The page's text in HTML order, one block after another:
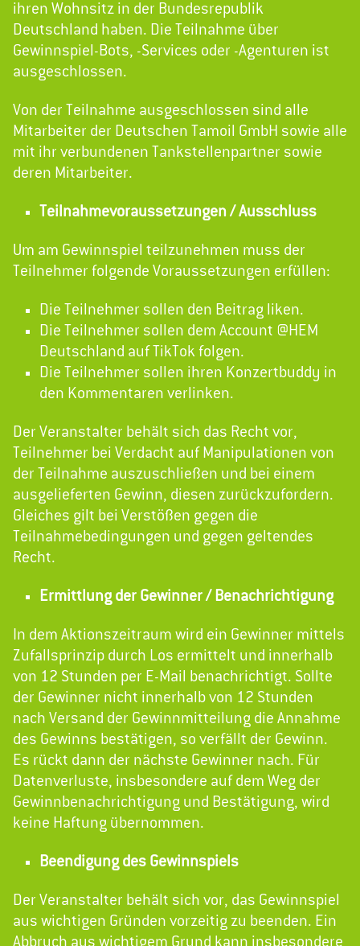
ihren Wohnsitz in der Bundesrepublik
Deutschland haben. Die Teilnahme über
Gewinnspiel-Bots, -Services oder -Agenturen ist
ausgeschlossen.
Von der Teilnahme ausgeschlossen sind alle
Mitarbeiter der Deutschen Tamoil GmbH sowie alle
mit ihr verbundenen Tankstellenpartner sowie
deren Mitarbeiter.
Teilnahmevoraussetzungen / Ausschluss
Um am Gewinnspiel teilzunehmen muss der
Teilnehmer folgende Voraussetzungen erfüllen:
Die Teilnehmer sollen den Beitrag liken.
Die Teilnehmer sollen dem Account @HEM
Deutschland auf TikTok folgen.
Die Teilnehmer sollen ihren Konzertbuddy in
den Kommentaren verlinken.
Der Veranstalter behält sich das Recht vor,
Teilnehmer bei Verdacht auf Manipulationen von
der Teilnahme auszuschließen und bei einem
ausgelieferten Gewinn, diesen zurückzufordern.
Gleiches gilt bei Verstößen gegen die
Teilnahmebedingungen und gegen geltendes
Recht.
Ermittlung der Gewinner / Benachrichtigung
In dem Aktionszeitraum wird ein Gewinner mittels
Zufallsprinzip durch Los ermittelt und innerhalb
von 12 Stunden per E-Mail benachrichtigt. Sollte
der Gewinner nicht innerhalb von 12 Stunden
nach Versand der Gewinnmitteilung die Annahme
des Gewinns bestätigen, so verfällt der Gewinn.
Es rückt dann der nächste Gewinner nach. Für
Datenverluste, insbesondere auf dem Weg der
Gewinnbenachrichtigung und Bestätigung, wird
keine Haftung übernommen.
Beendigung des Gewinnspiels
Der Veranstalter behält sich vor, das Gewinnspiel
aus wichtigen Gründen vorzeitig zu beenden. Ein